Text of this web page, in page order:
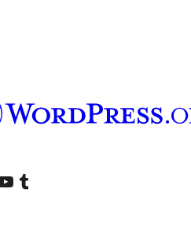
do LinkedIn
do TikTok
nosso canal do YouTube
Acessar nossa conta no Tumblr